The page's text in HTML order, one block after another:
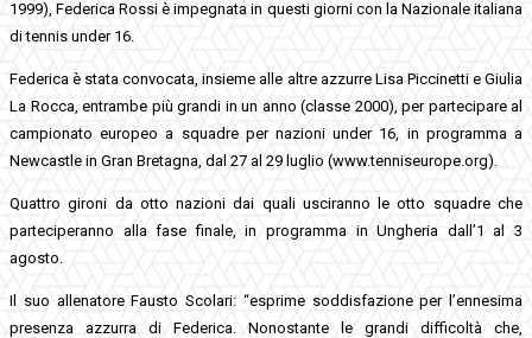
1999), Federica Rossi è impegnata in questi giorni con la Nazionale italiana
di tennis under 16.
Federica è stata convocata, insieme alle altre azzurre Lisa Piccinetti e Giulia
La Rocca, entrambe più grandi in un anno (classe 2000), per partecipare al
campionato europeo a squadre per nazioni under 16, in programma a
Newcastle in Gran Bretagna, dal 27 al 29 luglio (www.tenniseurope.org).
Quattro gironi da otto nazioni dai quali usciranno le otto squadre che
parteciperanno alla fase finale, in programma in Ungheria dall’1 al 3
agosto.
Il suo allenatore Fausto Scolari: “esprime soddisfazione per l’ennesima
presenza azzurra di Federica. Nonostante le grandi difficoltà che,